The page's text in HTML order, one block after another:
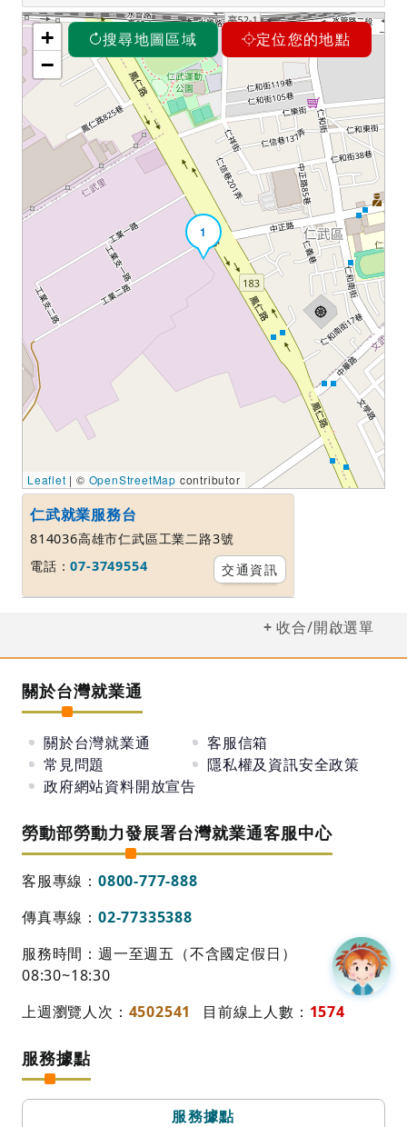
搜尋地圖區域 定位您的地點
1
+
−
Leaflet | © OpenStreetMap contributor
仁武就業服務台
814036高雄市仁武區工業二路3號
電話：07-3749554 交通資訊
收合/開啟選單
關於台灣就業通
關於台灣就業通
客服信箱
常見問題
隱私權及資訊安全政策
政府網站資料開放宣告
勞動部勞動力發展署台灣就業通客服中心
客服專線： 0800-777-888
傳真專線： 02-77335388
服務時間：週一至週五（不含國定假日）
08:30~18:30
上週瀏覽人次： 4502541 目前線上人數： 1574
服務據點
服務據點